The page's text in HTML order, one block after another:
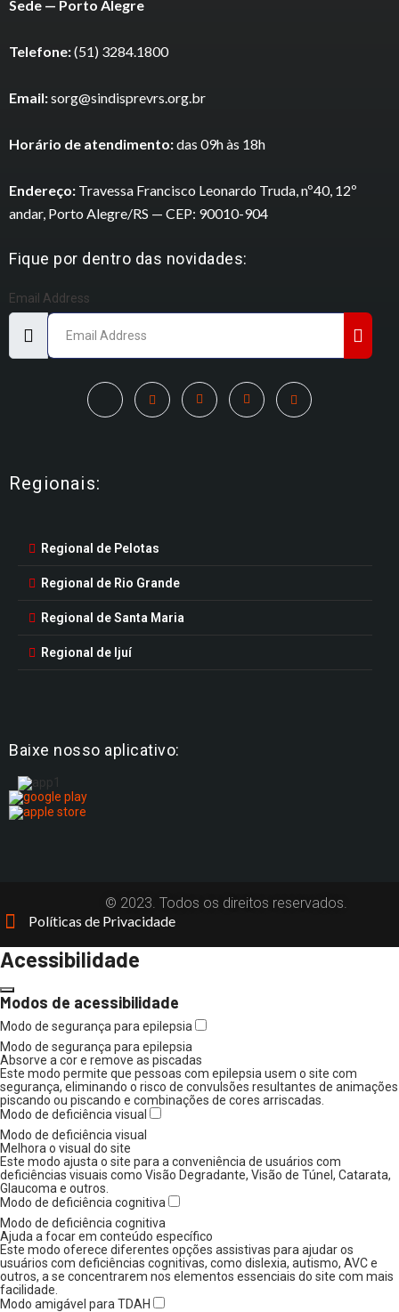
Sede — Porto Alegre
Telefone:(51) 3284.1800
Email:sorg@sindisprevrs.org.br
Horário de atendimento:das 09h às 18h
Endereço: Travessa Francisco Leonardo Truda, nº40, 12º
andar, Porto Alegre/RS — CEP: 90010-904
Fique por dentro das novidades:
Email Address
Regionais:
Regional de Pelotas
Regional de Rio Grande
Regional de Santa Maria
Regional de Ijuí
Baixe nosso aplicativo:
© 2023. Todos os direitos reservados.
Políticas de Privacidade
Acessibilidade
Modos de acessibilidade
Modo de segurança para epilepsia
Modo de segurança para epilepsia
Absorve a cor e remove as piscadas
Este modo permite que pessoas com epilepsia usem o site com
segurança, eliminando o risco de convulsões resultantes de animações
piscando ou piscando e combinações de cores arriscadas.
Modo de deficiência visual
Modo de deficiência visual
Melhora o visual do site
Este modo ajusta o site para a conveniência de usuários com
deficiências visuais como Visão Degradante, Visão de Túnel, Catarata,
Glaucoma e outros.
Modo de deficiência cognitiva
Modo de deficiência cognitiva
Ajuda a focar em conteúdo específico
Este modo oferece diferentes opções assistivas para ajudar os
usuários com deficiências cognitivas, como dislexia, autismo, AVC e
outros, a se concentrarem nos elementos essenciais do site com mais
facilidade.
Modo amigável para TDAH